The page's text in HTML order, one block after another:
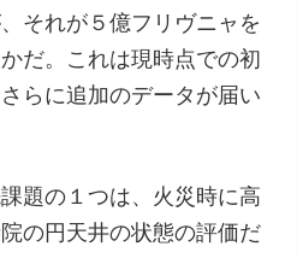
それが５億フリヴニャを
だ。これは現時点での初
らに追加のデータが届い
題の１つは、火災時に高
の円天井の状態の評価だ